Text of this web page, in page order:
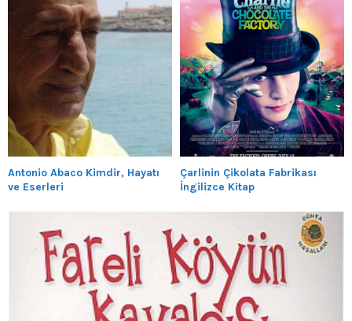
Antonio Abaco Kimdir, Hayatı
ve Eserleri
Çarlinin Çikolata Fabrikası
İngilizce Kitap